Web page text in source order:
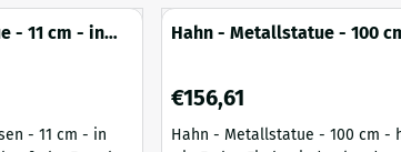
- 11 cm - in
- 11 cm - in
Hahn - Metallstatue - 100
Preis: 156,61
€156,61
Hahn - Metallstatue - 100 cm -